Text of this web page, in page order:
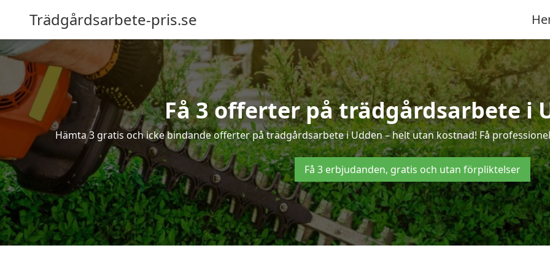
Trädgårdsarbete-pris.se
Få 3 offerter på trädgårdsarbete i
Hämta 3 gratis och icke bindande offerter på trädgårdsarbete i Udden – helt utan kostnad! Få
Få 3 erbjudanden, gratis och utan förpliktelser